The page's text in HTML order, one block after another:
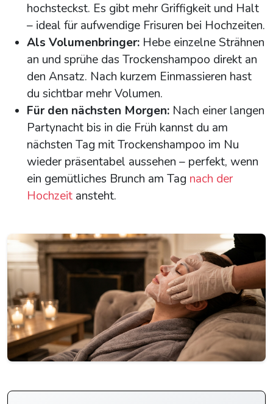
hochsteckst. Es gibt mehr Griffigkeit und Halt
– ideal für aufwendige Frisuren bei Hochzeiten.
Als Volumenbringer: Hebe einzelne Strähnen
an und sprühe das Trockenshampoo direkt an
den Ansatz. Nach kurzem Einmassieren hast
du sichtbar mehr Volumen.
Für den nächsten Morgen: Nach einer langen
Partynacht bis in die Früh kannst du am
nächsten Tag mit Trockenshampoo im Nu
wieder präsentabel aussehen – perfekt, wenn
ein gemütliches Brunch am Tag nach der
Hochzeit ansteht.